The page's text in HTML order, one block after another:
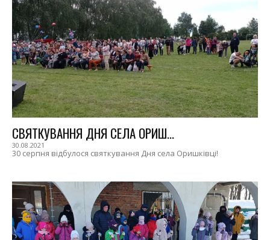
СВЯТКУВАННЯ ДНЯ СЕЛА ОРИШ...
30.08.2021
30 серпня відбулося святкування Дня села Оришківці!